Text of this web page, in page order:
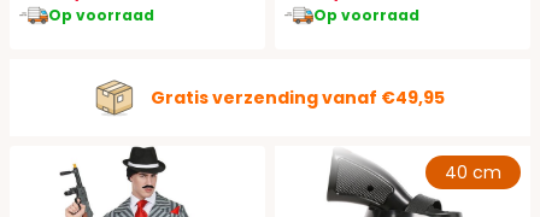
Op voorraad Op voorraad
Gratis verzending vanaf €49,95
40 cm